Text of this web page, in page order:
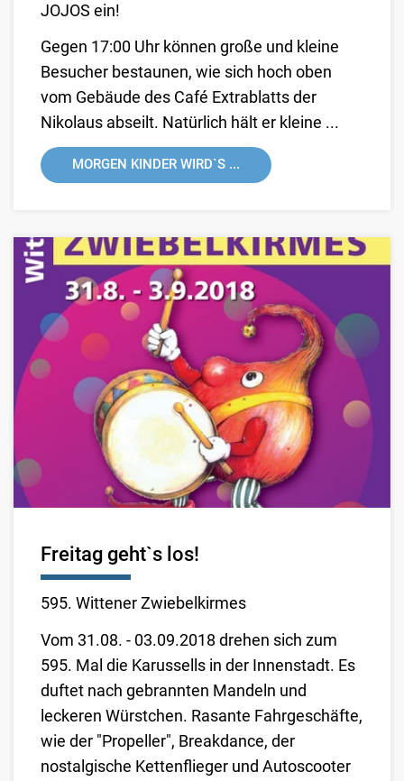
JOJOS ein!
Gegen 17:00 Uhr können große und kleine
Besucher bestaunen, wie sich hoch oben
vom Gebäude des Café Extrablatts der
Nikolaus abseilt. Natürlich hält er kleine ...
MORGEN KINDER WIRD`S ...
Freitag geht`s los!
595. Wittener Zwiebelkirmes
Vom 31.08. - 03.09.2018 drehen sich zum
595. Mal die Karussells in der Innenstadt. Es
duftet nach gebrannten Mandeln und
leckeren Würstchen. Rasante Fahrgeschäfte,
wie der "Propeller", Breakdance, der
nostalgische Kettenflieger und Autoscooter